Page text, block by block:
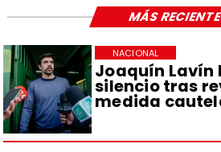
Joaquín Lavín
silencio tras
medida
NACIONAL
MÁS